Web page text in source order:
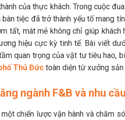
của thực khách. Trong cuộc
bàn tiệc đã trở thành yếu tố mang
tất, mát mẻ không chỉ giúp khách
hiệu cực kỳ tinh tế. Bài viết
quan trọng của vật tư tiêu hao,
Thủ Đức toàn diện từ xưởng sản
ngành F&B và nhu
chiến lược vận hành và chăm